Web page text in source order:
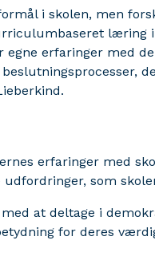
i skolen, men
læring
egne erfaringer med
erfaringer med
som
at deltage i
for deres